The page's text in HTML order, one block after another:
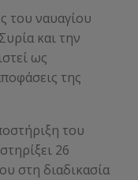
του ναυαγίου
και την
ως
της
του
26
στη διαδικασία